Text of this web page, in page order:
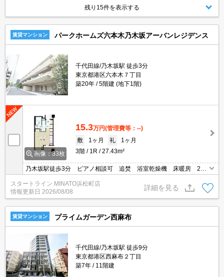
残り15件を表示する
賃貸マンション パークホームズ六本木乃木坂アーバンレジデンス
千代田線/乃木坂駅 徒歩3分
東京都港区六本木７丁目
築20年
5階建 (地下1階)
画像：33枚
15.3万円(管理費等：--)
敷
1ヶ月 礼
1ヶ月
3階
1R 27.43m²
乃木坂駅徒歩3分 ピアノ相談可 追焚 浴室乾燥機 床暖房 2口
ガスコンロ オートロック 宅配ロッカー
スタートライン MINATO浜松町店
情報更新日 2026/08/08
詳細を見る
賃貸マンション プライムガーデン西麻布
千代田線/乃木坂駅 徒歩9分
東京都港区西麻布２丁目
築7年
11階建